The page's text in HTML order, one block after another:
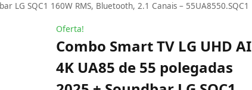
LG SQC1 160W RMS, Bluetooth, 2.1 Canais – 55UA8550.SQC1
Oferta!
Combo Smart TV LG UHD AI
4K UA85 de 55 polegadas